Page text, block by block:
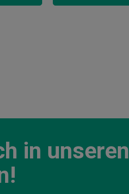
in unseren